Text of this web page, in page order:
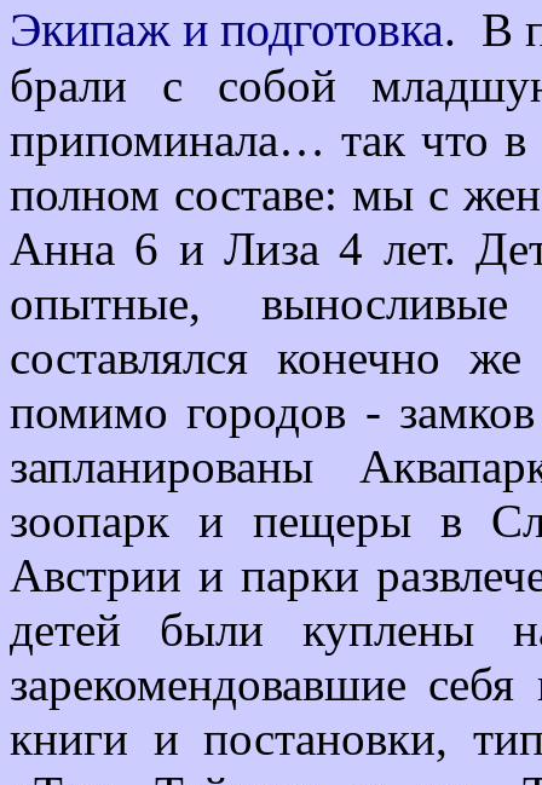
Экипаж и подготовка. В
брали с собой
припоминала… так что в
полном составе: мы с
Анна 6 и Лиза 4 лет.
опытные,
составлялся конечно
помимо городов -
запланированы
зоопарк и пещеры в
Австрии и парки
детей были куплены
зарекомендовавшие
книги и постановки,